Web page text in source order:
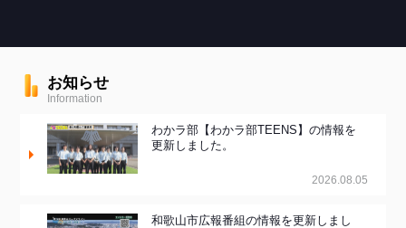
お知らせ
Information
わかラ部【わかラ部TEENS】の情報を
更新しました。
2026.08.05
和歌山市広報番組の情報を更新しまし